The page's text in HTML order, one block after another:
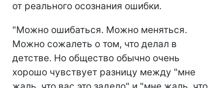
от реального осознания ошибки.
"Можно ошибаться. Можно меняться.
Можно сожалеть о том, что делал в
детстве. Но общество обычно очень
хорошо чувствует разницу между "мне